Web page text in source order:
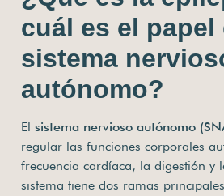
cuál es el papel
sistema
autónomo?
El sistema nervioso autónomo
regular las funciones corporales
frecuencia cardíaca, la digestión y
sistema tiene dos ramas